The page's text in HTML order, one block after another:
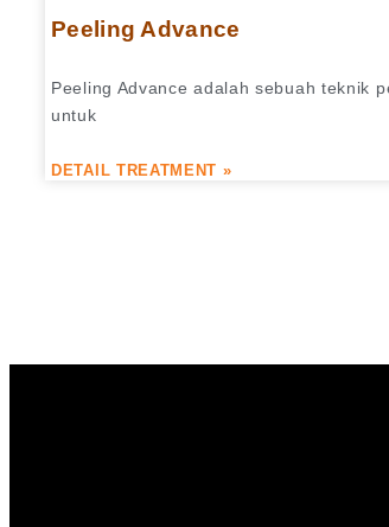
Peeling Advance
Peeling Advance adalah sebuah teknik
untuk
DETAIL TREATMENT »